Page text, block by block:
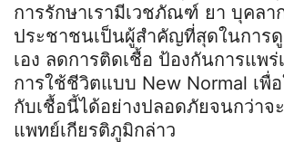
การรักษาเรามีเวชภัณฑ์ ยา บุคลา
ประชาชนเป็นผู้สำคัญที่สุดในการ
เอง ลดการติดเชื้อ ป้องกันการแพร่
การใช้ชีวิตแบบ New Normal เพื่
กับเชื้อนี้ได้อย่างปลอดภัยจนกว่าจ
แพทย์เกียรติภูมิกล่าว